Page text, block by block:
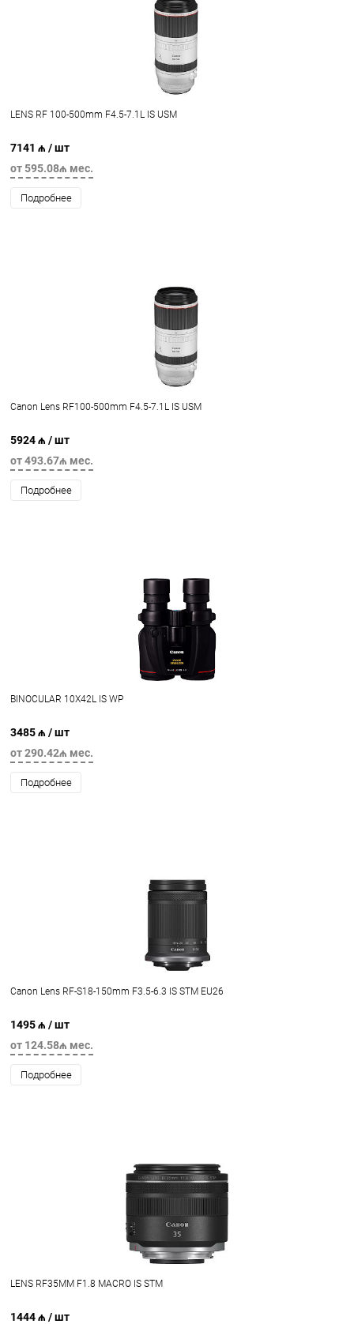
LENS RF 100-500mm F4.5-7.1L IS USM
7141 ₼ / шт
от 595.08₼ мес.
Подробнее
Canon Lens RF100-500mm F4.5-7.1L IS USM
5924 ₼ / шт
от 493.67₼ мес.
Подробнее
BINOCULAR 10X42L IS WP
3485 ₼ / шт
от 290.42₼ мес.
Подробнее
Canon Lens RF-S18-150mm F3.5-6.3 IS STM EU26
1495 ₼ / шт
от 124.58₼ мес.
Подробнее
LENS RF35MM F1.8 MACRO IS STM
1444 ₼ / шт